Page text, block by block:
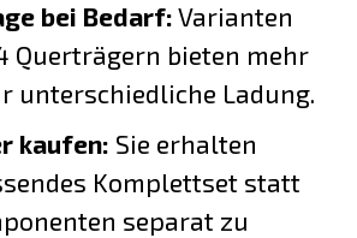
bei Bedarf: Varianten
Querträgern bieten mehr
unterschiedliche Ladung.
kaufen: Sie erhalten
Komplettset statt
separat zu